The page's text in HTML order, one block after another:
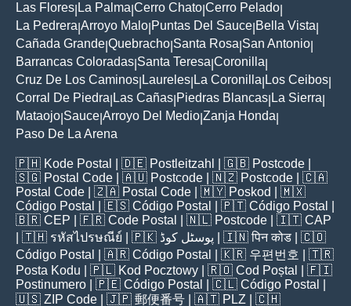
Las Flores La Palma Cerro Chato Cerro Pelado
La Pedrera Arroyo Malo Puntas Del Sauce Bella Vista
Cañada Grande Quebracho Santa Rosa San Antonio
Barrancas Coloradas Santa Teresa Coronilla
Cruz De Los Caminos Laureles La Coronilla Los Ceibos
Corral De Piedra Las Cañas Piedras Blancas La Sierra
Mataojo Sauce Arroyo Del Medio Zanja Honda
Paso De La Arena
🇵🇭 Kode Postal | 🇩🇪 Postleitzahl | 🇬🇧 Postcode
🇸🇬 Postal Code | 🇦🇺 Postcode | 🇳🇿 Postcode | 🇨🇦
Postal Code | 🇿🇦 Postal Code | 🇲🇾 Poskod
| 🇲🇽
Código Postal
| 🇪🇸 Código Postal | 🇵🇹 Código Postal
🇧🇷 CEP | 🇫🇷 Code Postal | 🇳🇱 Postcode | 🇮🇹 CAP
| 🇹🇭 รหัสไปรษณีย์ | 🇵🇰 پوسٹل کوڈ | 🇮🇳पिन कोड | 🇨🇴
Código Postal
| 🇦🇷 Código Postal | 🇰🇷 우편번호
| 🇹🇷
Posta Kodu | 🇵🇱 Kod Pocztowy | 🇷🇴 Cod Poștal
| 🇫🇮
Postinumero | 🇵🇪 Código Postal | 🇨🇱 Código Postal
🇺🇸 ZIP Code | 🇯🇵 郵便番号 | 🇦🇹 PLZ | 🇨🇭